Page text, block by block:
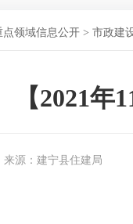
点领域信息公开 > 市政建
【2021
来源：建宁县住建局